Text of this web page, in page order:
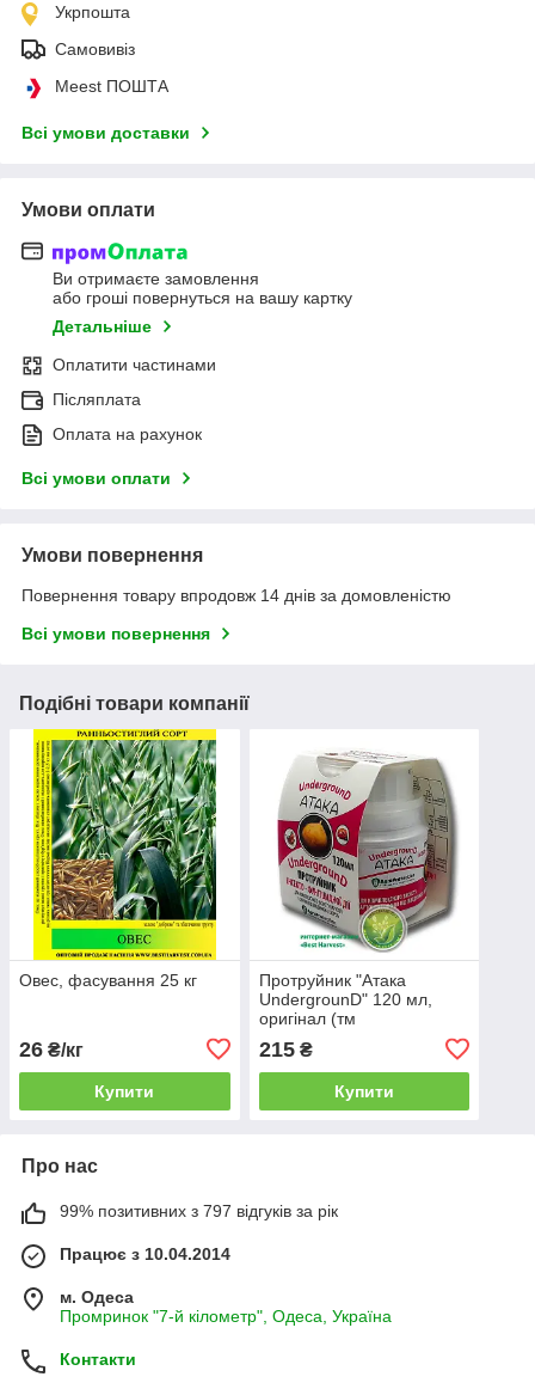
Укрпошта
Самовивіз
Meest ПОШТА
Всі умови доставки
Умови оплати
Ви отримаєте замовлення
або гроші повернуться на вашу картку
Детальніше
Оплатити частинами
Післяплата
Оплата на рахунок
Всі умови оплати
Умови повернення
Повернення товару впродовж 14 днів за домовленістю
Всі умови повернення
Подібні товари компанії
Овес, фасування 25 кг
26 ₴/кг
Купити
Протруйник "Атака
UndergrounD" 120 мл,
оригінал (тм
215₴
Купити
Про нас
99% позитивних з 797 відгуків за рік
Працює з 10.04.2014
м. Одеса
Промринок "7-й кілометр", Одеса, Україна
Контакти